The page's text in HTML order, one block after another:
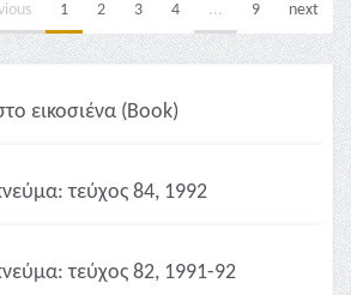
1 2 3 4 ... 9 next
εικοσιένα (Book)
τεύχος 84, 1992
τεύχος 82, 1991-92